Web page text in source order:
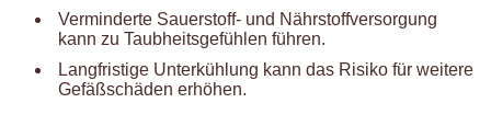
Verminderte Sauerstoff- und Nährstoffversorgung
kann zu Taubheitsgefühlen führen.
Langfristige Unterkühlung kann das Risiko für weitere
Gefäßschäden erhöhen.